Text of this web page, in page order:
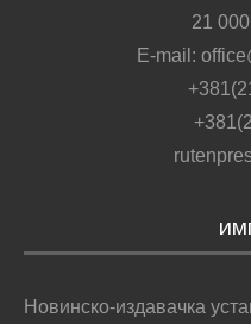
21
E-mail:
Новинско-издавачка